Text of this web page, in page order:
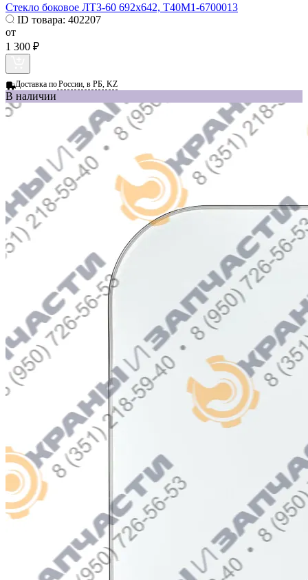
Стекло боковое ЛТЗ-60 692х642, Т40М1-6700013
ID товара: 402207
от
1 300 ₽
Доставка поРоссии, в РБ, KZ
В наличии